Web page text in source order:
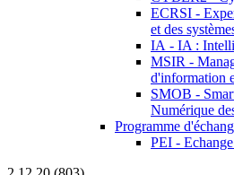
ECRSI -
et des
IA - IA :
MSIR -
d'information
SMOB -
Numérique
Programme
PEI -